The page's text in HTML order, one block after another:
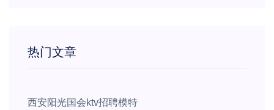
热门文章
西安阳光国会ktv招聘模特